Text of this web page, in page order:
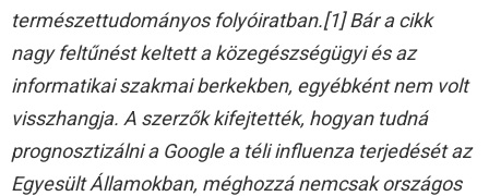
természettudományos folyóiratban.[1] Bár a cikk
nagy feltűnést keltett a közegészségügyi és az
informatikai szakmai berkekben, egyébként nem volt
visszhangja. A szerzők kifejtették, hogyan tudná
prognosztizálni a Google a téli influenza terjedését az
Egyesült Államokban, méghozzá nemcsak országos